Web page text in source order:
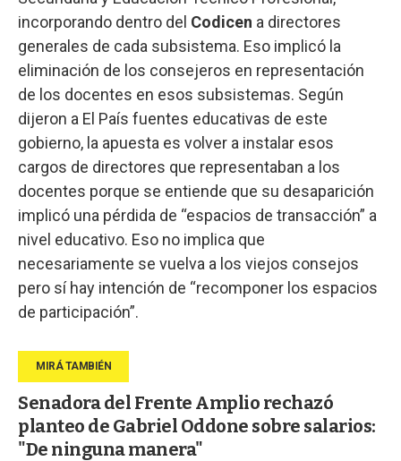
incorporando dentro del Codicen a directores
generales de cada subsistema. Eso implicó la
eliminación de los consejeros en representación
de los docentes en esos subsistemas. Según
dijeron a El País fuentes educativas de este
gobierno, la apuesta es volver a instalar esos
cargos de directores que representaban a los
docentes porque se entiende que su desaparición
implicó una pérdida de “espacios de transacción” a
nivel educativo. Eso no implica que
necesariamente se vuelva a los viejos consejos
pero sí hay intención de “recomponer los espacios
de participación”.
Senadora del Frente Amplio rechazó
planteo de Gabriel Oddone sobre salarios:
"De ninguna manera"